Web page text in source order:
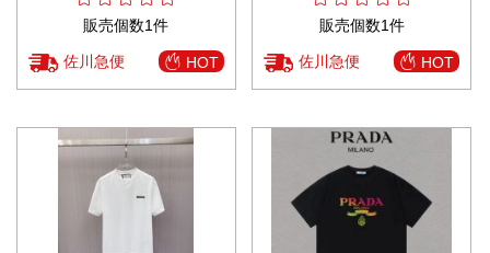
販売個数1件
佐川急便 HOT
販売個数1件
佐川急便 HOT